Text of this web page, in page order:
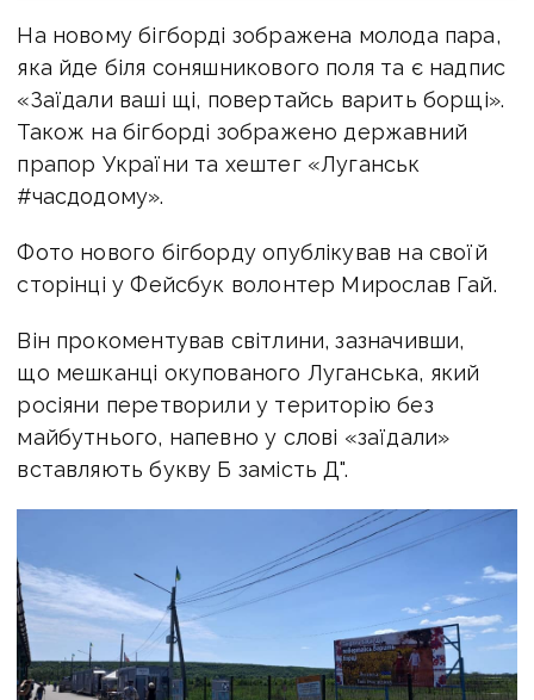
На новому бігборді зображена молода пара,
яка йде біля соняшникового поля та є надпис
«Заїдали ваші щі, повертайсь варить борщі».
Також на бігборді зображено державний
прапор України та хештег «Луганськ
#часдодому».
Фото нового бігборду опублікував на своїй
сторінці у Фейсбук волонтер Мирослав Гай.
Він прокоментував світлини, зазначивши,
що мешканці окупованого Луганська, який
росіяни перетворили у територію без
майбутнього, напевно у слові «заїдали»
вставляють букву Б замість Д".